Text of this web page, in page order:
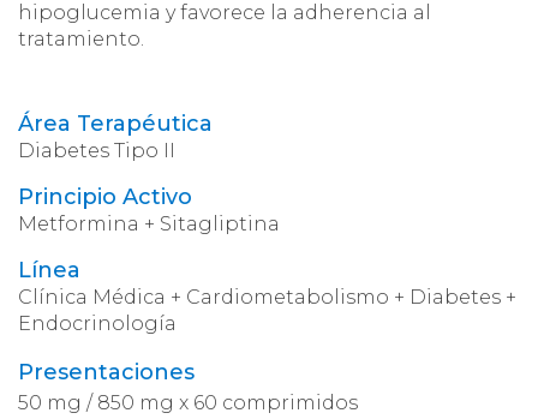
hipoglucemia y favorece la adherencia al
tratamiento.
Área Terapéutica
Diabetes Tipo II
Principio Activo
Metformina + Sitagliptina
Línea
Clínica Médica + Cardiometabolismo + Diabetes +
Endocrinología
Presentaciones
50 mg / 850 mg x 60 comprimidos